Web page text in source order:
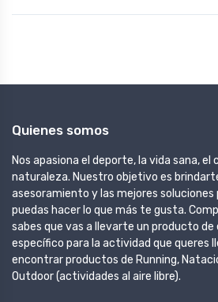
Quienes somos
Nos apasiona el deporte, la vida sana,
naturaleza. Nuestro objetivo es
asesoramiento y las mejores
puedas hacer lo que más te gusta.
sabes que vas a llevarte un producto
específico para la actividad que queres
encontrar productos de Running,
Outdoor (actividades al aire libre).